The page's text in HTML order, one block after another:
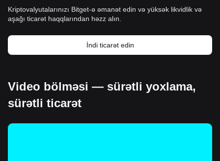
Kriptovalyutalarınızı Bitget-ə əmanət edin və yüksək likvidlik və
aşağı ticarət haqqlarından həzz alın.
İndi ticarət edin
Video bölməsi — sürətli yoxlama,
sürətli ticarət